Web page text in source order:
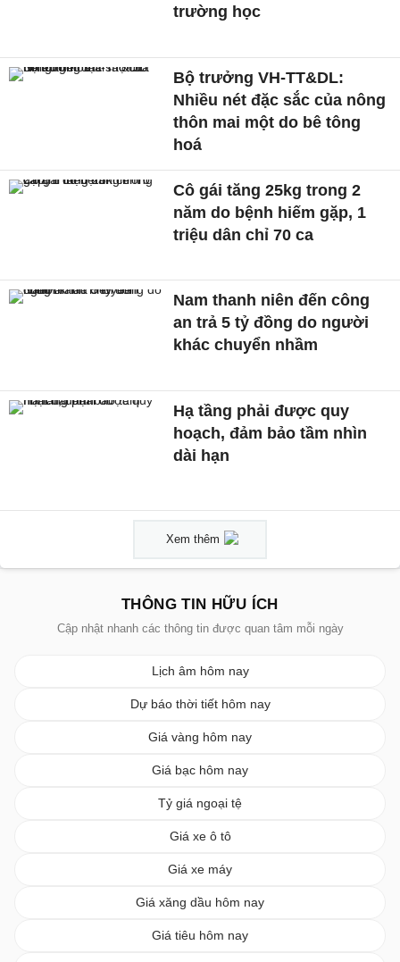
trường học
Bộ trưởng VH-TT&DL:
Nhiều nét đặc sắc của nông
thôn mai một do bê tông
hoá
Cô gái tăng 25kg trong 2
năm do bệnh hiếm gặp, 1
triệu dân chỉ 70 ca
Nam thanh niên đến công
an trả 5 tỷ đồng do người
khác chuyển nhầm
Hạ tầng phải được quy
hoạch, đảm bảo tầm nhìn
dài hạn
Xem thêm
THÔNG TIN HỮU ÍCH
Cập nhật nhanh các thông tin được quan tâm mỗi ngày
Lịch âm hôm nay
Dự báo thời tiết hôm nay
Giá vàng hôm nay
Giá bạc hôm nay
Tỷ giá ngoại tệ
Giá xe ô tô
Giá xe máy
Giá xăng dầu hôm nay
Giá tiêu hôm nay